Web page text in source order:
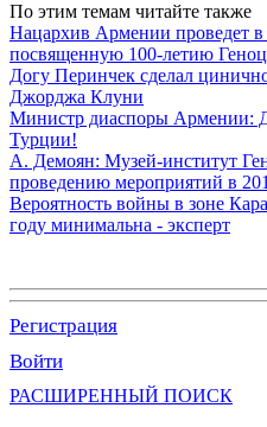
По этим темам читайте также
Нацархив Армении проведет в
посвященную 100-летию
Догу Перинчек сделал
Джорджа Клуни
Министр диаспоры Армении:
Турции!
А. Демоян: Музей-институт
проведению мероприятий в
Вероятность войны в зоне
году минимальна - эксперт
Регистрация
Войти
РАСШИРЕННЫЙ ПОИСК